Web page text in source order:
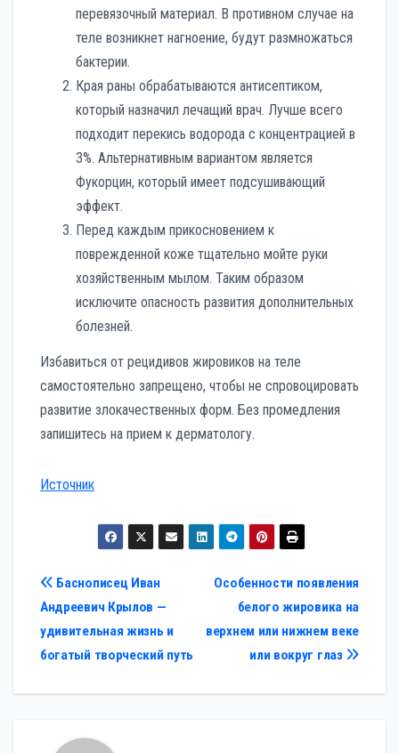
перевязочный материал. В противном случае на
теле возникнет нагноение, будут размножаться
бактерии.
Края раны обрабатываются антисептиком,
который назначил лечащий врач. Лучше всего
подходит перекись водорода с концентрацией в
3%. Альтернативным вариантом является
Фукорцин, который имеет подсушивающий
эффект.
Перед каждым прикосновением к
поврежденной коже тщательно мойте руки
хозяйственным мылом. Таким образом
исключите опасность развития дополнительных
болезней.
Избавиться от рецидивов жировиков на теле
самостоятельно запрещено, чтобы не спровоцировать
развитие злокачественных форм. Без промедления
запишитесь на прием к дерматологу.
Источник
Навигация
по
записям
Особенности появления
белого жировика на
верхнем или нижнем веке
или вокруг глаз
Баснописец Иван
Андреевич Крылов —
удивительная жизнь и
богатый творческий путь